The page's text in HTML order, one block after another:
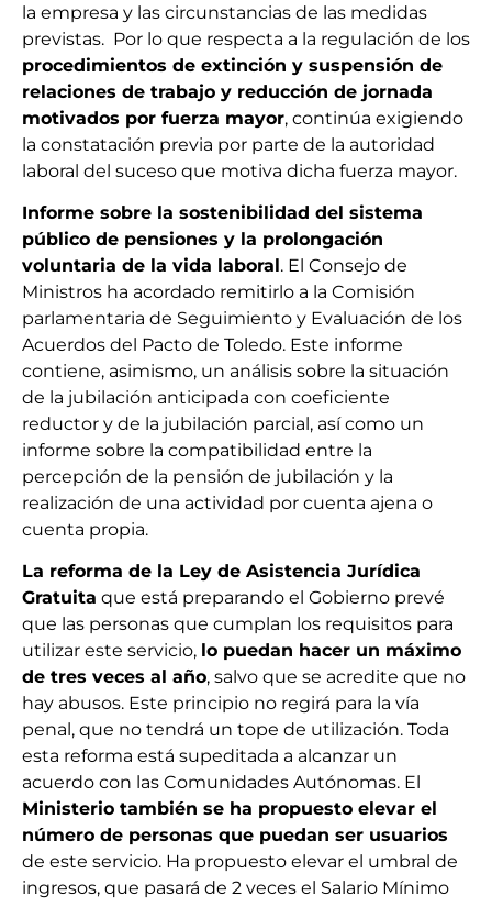
la empresa y las circunstancias de las medidas
previstas. Por lo que respecta a la regulación de los
procedimientos de extinción y suspensión de
relaciones de trabajo y reducción de jornada
motivados por fuerza mayor, continúa exigiendo
la constatación previa por parte de la autoridad
laboral del suceso que motiva dicha fuerza mayor.
Informe sobre la sostenibilidad del sistema
público de pensiones y la prolongación
voluntaria de la vida laboral. El Consejo de
Ministros ha acordado remitirlo a la Comisión
parlamentaria de Seguimiento y Evaluación de los
Acuerdos del Pacto de Toledo. Este informe
contiene, asimismo, un análisis sobre la situación
de la jubilación anticipada con coeficiente
reductor y de la jubilación parcial, así como un
informe sobre la compatibilidad entre la
percepción de la pensión de jubilación y la
realización de una actividad por cuenta ajena o
cuenta propia.
La reforma de la Ley de Asistencia Jurídica
Gratuita que está preparando el Gobierno prevé
que las personas que cumplan los requisitos para
utilizar este servicio, lo puedan hacer un máximo
de tres veces al año, salvo que se acredite que no
hay abusos. Este principio no regirá para la vía
penal, que no tendrá un tope de utilización. Toda
esta reforma está supeditada a alcanzar un
acuerdo con las Comunidades Autónomas. El
Ministerio también se ha propuesto elevar el
número de personas que puedan ser usuarios
de este servicio. Ha propuesto elevar el umbral de
ingresos, que pasará de 2 veces el Salario Mínimo